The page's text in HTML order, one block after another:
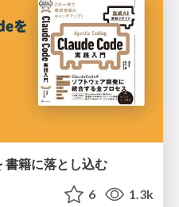
書籍に落とし込む
6 1.3k